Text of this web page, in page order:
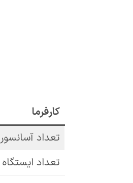
کارفرما
تعداد آسانسور
تعداد ایستگاه